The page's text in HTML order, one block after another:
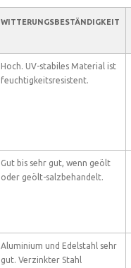
WITTERUNGSBESTÄNDIGKEIT
Hoch. UV-stabiles Material ist
feuchtigkeitsresistent.
Gut bis sehr gut, wenn geölt
oder geölt-salzbehandelt.
Aluminium und Edelstahl sehr
gut. Verzinkter Stahl